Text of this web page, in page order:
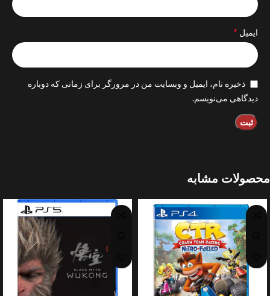
ایمیل *
ذخیره نام، ایمیل و وبسایت من در مرورگر برای زمانی که دوباره
دیدگاهی می‌نویسم.
محصولات مشابه